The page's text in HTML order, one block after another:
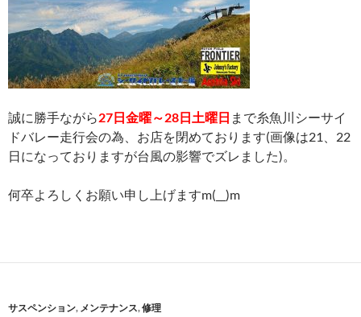
誠に勝手ながら27日金曜～28日土曜日 まで糸魚川シーサイ
ドバレー走行会の為、お店を閉めております(画像は21、22
日になっておりますが台風の影響でズレました)。
何卒よろしくお願い申し上げますm(__)m
サスペンション, メンテナンス,修理